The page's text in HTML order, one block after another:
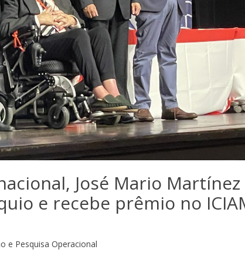
José Mario Martínez
e recebe prêmio no
e Pesquisa Operacional